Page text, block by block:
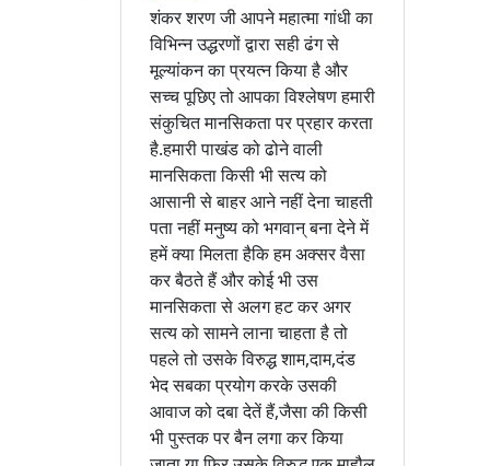
शंकर शरण जी आपने महात्मा गांधी का
विभिन्न उद्धरणों द्वारा सही ढंग से
मूल्यांकन का प्रयत्न किया है और
सच्च पूछिए तो आपका विश्लेषण हमारी
संकुचित मानसिकता पर प्रहार करता
है.हमारी पाखंड को ढोने वाली
मानसिकता किसी भी सत्य को
आसानी से बाहर आने नहीं देना चाहती
पता नहीं मनुष्य को भगवान् बना देने में
हमें क्या मिलता हैकि हम अक्सर वैसा
कर बैठते हैं और कोई भी उस
मानसिकता से अलग हट कर अगर
सत्य को सामने लाना चाहता है तो
पहले तो उसके विरुद्ध शाम,दाम,दंड
भेद सबका प्रयोग करके उसकी
आवाज को दबा देतें हैं,जैसा की किसी
भी पुस्तक पर बैन लगा कर किया